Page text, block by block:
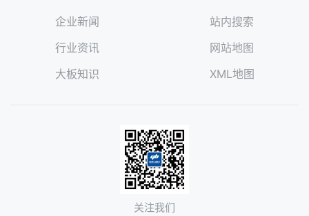
企业新闻
行业资讯
大板知识
站内搜索
网站地图
XML地图
关注我们